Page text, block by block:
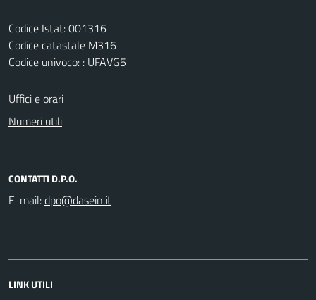
Codice Istat: 001316
Codice catastale M316
Codice univoco: : UFAVG5
Uffici e orari
Numeri utili
CONTATTI D.P.O.
E-mail:
LINK UTILI